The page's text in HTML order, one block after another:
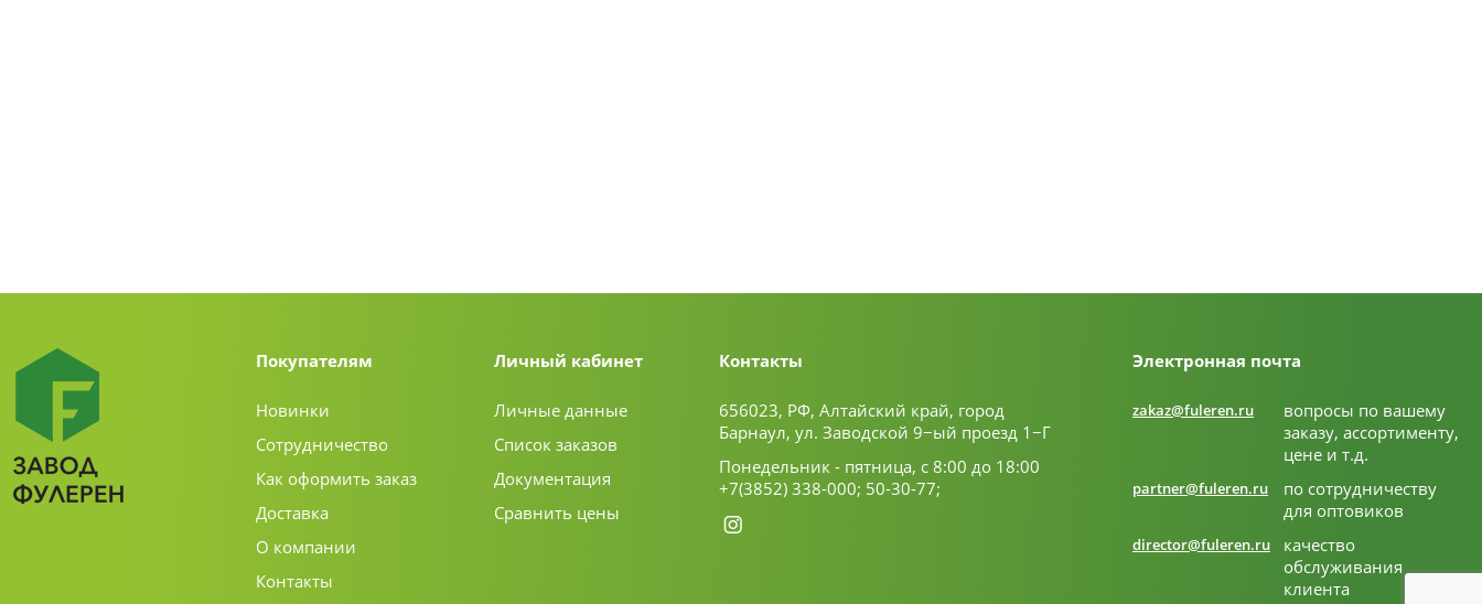
Покупателям
Новинки
Сотрудничество
Как оформить заказ
Доставка
О компании
Контакты
Личный кабинет
Личные данные
Список заказов
Документация
Сравнить цены
Контакты
656023, РФ, Алтайский край, город
Барнаул, ул. Заводской 9−ый проезд 1−Г
Понедельник - пятница, с 8:00 до 18:00
+7(3852) 338-000; 50-30-77;
Электронная почта
zakaz@fuleren.ru
вопросы по вашему
заказу, ассортименту,
цене и т.д.
partner@fuleren.ru
по сотрудничеству
для оптовиков
director@fuleren.ru
качество
обслуживания
клиента